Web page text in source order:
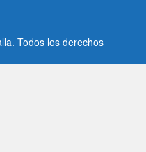
Todos los derechos